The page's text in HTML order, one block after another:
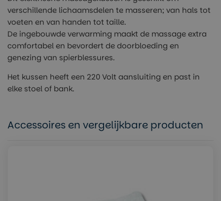
verschillende lichaamsdelen te masseren; van hals tot
voeten en van handen tot taille.
De ingebouwde verwarming maakt de massage extra
comfortabel en bevordert de doorbloeding en
genezing van spierblessures.
Het kussen heeft een 220 Volt aansluiting en past in
elke stoel of bank.
Accessoires en vergelijkbare producten